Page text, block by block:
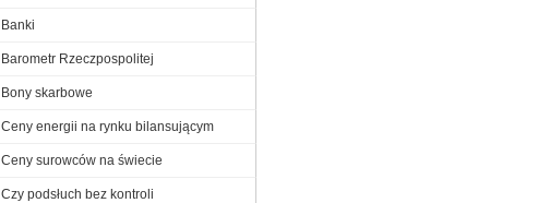
Banki
Barometr Rzeczpospolitej
Bony skarbowe
Ceny energii na rynku bilansującym
Ceny surowców na świecie
Czy podsłuch bez kontroli